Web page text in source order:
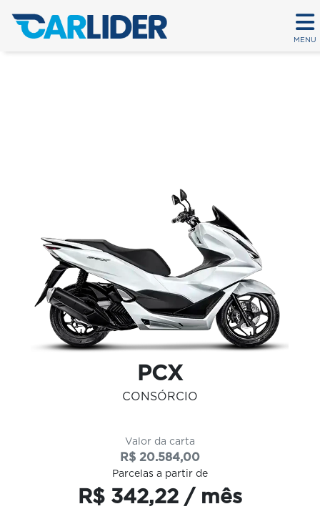
MENU
PCX
CONSÓRCIO
Valor da carta
R$ 20.584,00
Parcelas a partir de
R$ 342,22 / mês